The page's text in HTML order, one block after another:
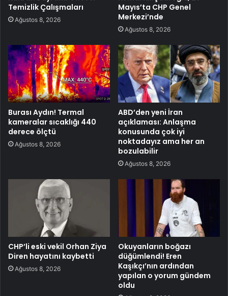
Temizlik Çalışmaları
Ağustos 8, 2026
Mayıs’ta CHP Genel
Merkezi’nde
Ağustos 8, 2026
Burası Aydın! Termal
kameralar sıcaklığı 440
derece ölçtü
Ağustos 8, 2026
ABD’den yeni İran
açıklaması: Anlaşma
konusunda çok iyi
noktadayız ama her an
bozulabilir
Ağustos 8, 2026
CHP’li eski vekil Orhan Ziya
Diren hayatını kaybetti
Ağustos 8, 2026
Okuyanların boğazı
düğümlendi! Eren
Kaşıkçı’nın ardından
yapılan o yorum gündem
oldu